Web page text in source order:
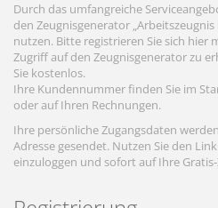
Durch das umfangreiche
den Zeugnisgenerator
nutzen. Bitte registrieren Sie sich
Zugriff auf den Zeugnisgenerator zu
Sie kostenlos.
Ihre Kundennummer finden Sie im
oder auf Ihren Rechnungen.
Ihre persönliche Zugangsdaten
Adresse gesendet. Nutzen Sie den
einzuloggen und sofort auf Ihre